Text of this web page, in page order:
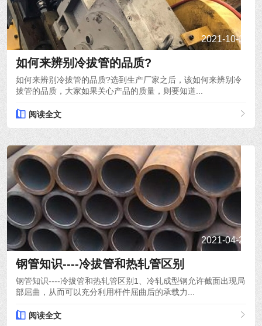
2021-10-14
如何来辨别冷拔管的品质?
如何来辨别冷拔管的品质?选到生产厂家之后，该如何来辨别冷
拔管的品质，大家如果关心产品的质量，则要知道...
阅读全文
2021-04-24
钢管知识----冷拔管和热轧管区别
钢管知识----冷拔管和热轧管区别1、冷轧成型钢允许截面出现局
部屈曲，从而可以充分利用杆件屈曲后的承载力...
阅读全文